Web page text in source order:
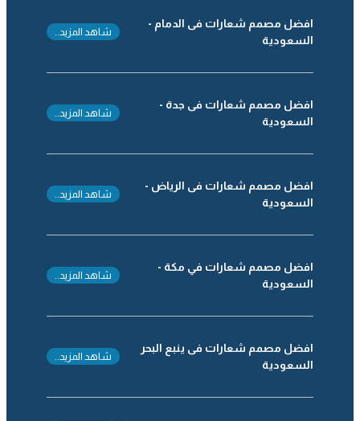
افضل مصمم شعارات فى الدمام -
السعودية
شاهد المزيد..
افضل مصمم شعارات فى جدة -
السعودية
شاهد المزيد..
افضل مصمم شعارات فى الرياض -
السعودية
شاهد المزيد..
افضل مصمم شعارات في مكة -
السعودية
شاهد المزيد..
افضل مصمم شعارات فى ينبع البحر
السعودية
شاهد المزيد..